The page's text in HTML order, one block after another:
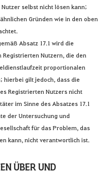
selbst nicht lösen kann;
Gründen wie in den oben
Absatz 17.1 wird die
Nutzern, die den
proportionalen
hierbei gilt jedoch, dass die
Registrierten Nutzers nicht
im Sinne des Absatzes 17.1
der Untersuchung und
für das Problem, das
kann, nicht verantwortlich ist.
ÜBER UND